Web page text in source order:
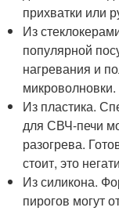
прихватки или
Из
популярной
нагревания и
микроволновки.
Из пластика.
для СВЧ-печи
разогрева.
стоит, это
Из силикона.
пирогов могут